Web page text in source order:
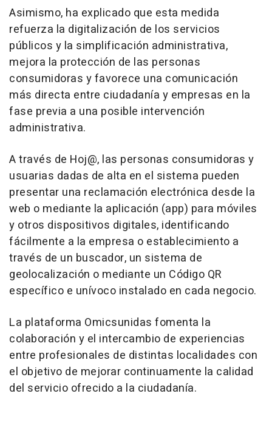
Asimismo, ha explicado que esta medida
refuerza la digitalización de los servicios
públicos y la simplificación administrativa,
mejora la protección de las personas
consumidoras y favorece una comunicación
más directa entre ciudadanía y empresas en la
fase previa a una posible intervención
administrativa.
A través de Hoj@, las personas consumidoras y
usuarias dadas de alta en el sistema pueden
presentar una reclamación electrónica desde la
web o mediante la aplicación (app) para móviles
y otros dispositivos digitales, identificando
fácilmente a la empresa o establecimiento a
través de un buscador, un sistema de
geolocalización o mediante un Código QR
específico e unívoco instalado en cada negocio.
La plataforma Omicsunidas fomenta la
colaboración y el intercambio de experiencias
entre profesionales de distintas localidades con
el objetivo de mejorar continuamente la calidad
del servicio ofrecido a la ciudadanía.